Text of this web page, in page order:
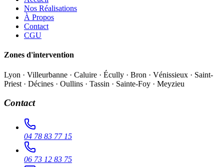
Nos Réalisations
À Propos
Contact
CGU
Zones d'intervention
Lyon · Villeurbanne · Caluire · Écully · Bron · Vénissieux · Saint-
Priest · Décines · Oullins · Tassin · Sainte-Foy · Meyzieu
Contact
04 78 83 77 15
06 73 12 83 75